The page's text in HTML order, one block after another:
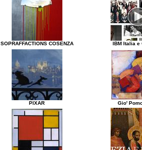
SOPRAFFACTIONS COSENZA IBM Italia e
PIXAR Gio'